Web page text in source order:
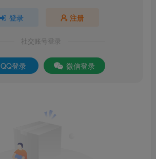
登录 注册
社交账号登录
QQ登录 微信登录